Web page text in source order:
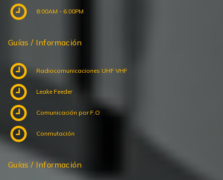
8:00AM - 6:00PM
Guías / Información
Radiocomunicaciones UHF VHF
Leake Feeder
Comunicación por F.O
Conmutación
Guías / Información